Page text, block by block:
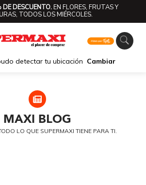
DE DESCUENTO.EN FLORES, FRUTAS Y
TODOS LOS MIÉRCOLES.
detectar tu ubicación Cambiar
MAXI BLOG
LO QUE SUPERMAXI TIENE PARA TI.